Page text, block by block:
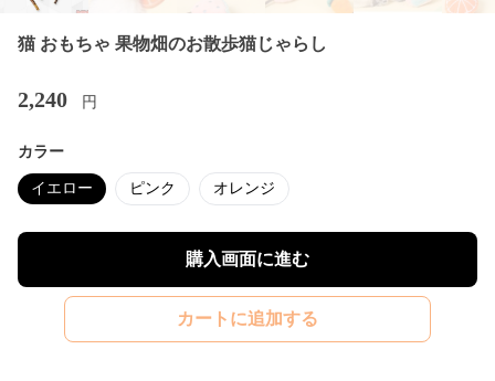
猫 おもちゃ 果物畑のお散歩猫じゃらし
2,240 円
カラー
イエロー ピンク オレンジ
購入画面に進む
カートに追加する